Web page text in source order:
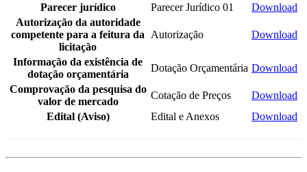
Parecer jurídico
Parecer Jurídico 01
Download
Autorização da autoridade
competente para a feitura da
licitação
Autorização Download
Informação da existência de
dotação orçamentária
Dotação Orçamentária Download
Comprovação da pesquisa do
valor de mercado
Cotação de Preços
Download
Edital (Aviso)
Edital e Anexos Download